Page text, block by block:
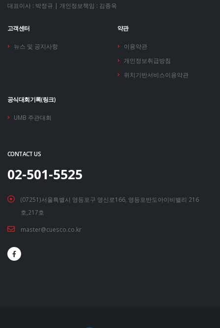
대표이사 : 박정규 | 개인정보책임 : 김종욱
고객센터
뉴스 및 공지사항
약관
이용약관
개인정보취급방침
위치기반서비스이용약관
공식대회기록(링크)
UMB 주관대회
CONTACT US
02-501-5525
(07251)서울특별시 영등포구 영신로166, 영등포반도아이비밸리 216
호,217호
master@cuesco.co.kr